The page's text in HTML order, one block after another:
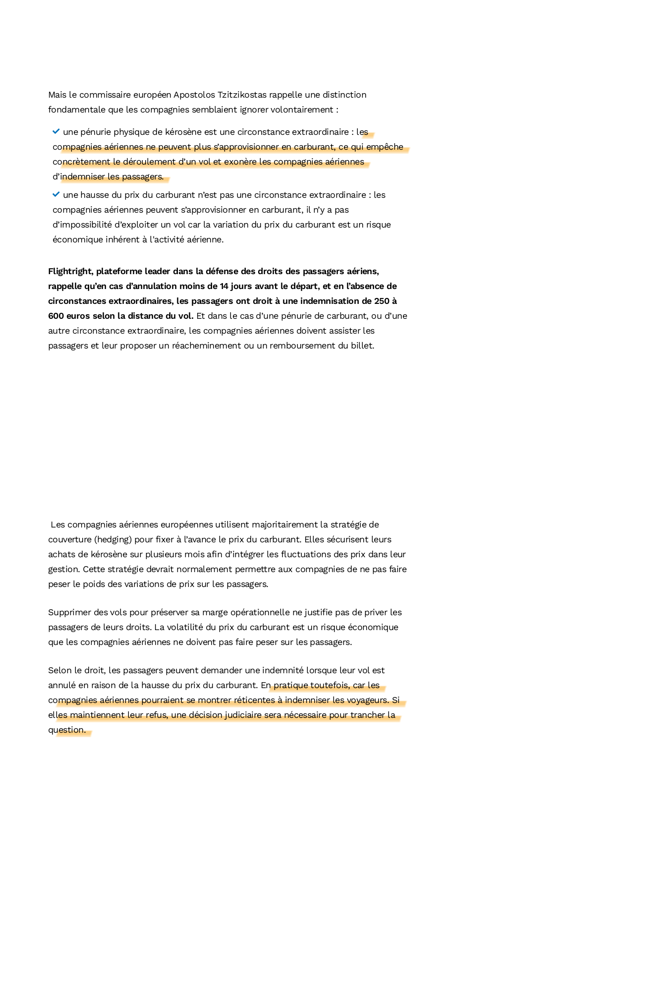
Mais le commissaire européen Apostolos Tzitzikostas rappelle une distinction
fondamentale que les compagnies semblaient ignorer volontairement :
une pénurie physique de kérosène est une circonstance extraordinaire : les
compagnies aériennes ne peuvent plus s’approvisionner en carburant, ce qui empêche
concrètement le déroulement d’un vol et exonère les compagnies aériennes
d’indemniser les passagers.
une hausse du prix du carburant n’est pas une circonstance extraordinaire : les
compagnies aériennes peuvent s’approvisionner en carburant, il n’y a pas
d’impossibilité d’exploiter un vol car la variation du prix du carburant est un risque
économique inhérent à l'activité aérienne.
Flightright, plateforme leader dans la défense des droits des passagers aériens,
rappelle qu’en cas d’annulation moins de 14 jours avant le départ, et en l’absence de
circonstances extraordinaires, les passagers ont droit à une indemnisation de 250 à
600 euros selon la distance du vol. Et dans le cas d’une pénurie de carburant, ou d’une
autre circonstance extraordinaire, les compagnies aériennes doivent assister les
passagers et leur proposer un réacheminement ou un remboursement du billet.
Les compagnies aériennes européennes utilisent majoritairement la stratégie de
couverture (hedging) pour fixer à l’avance le prix du carburant. Elles sécurisent leurs
achats de kérosène sur plusieurs mois afin d’intégrer les fluctuations des prix dans leur
gestion. Cette stratégie devrait normalement permettre aux compagnies de ne pas faire
peser le poids des variations de prix sur les passagers.
Supprimer des vols pour préserver sa marge opérationnelle ne justifie pas de priver les
passagers de leurs droits. La volatilité du prix du carburant est un risque économique
que les compagnies aériennes ne doivent pas faire peser sur les passagers.
Selon le droit, les passagers peuvent demander une indemnité lorsque leur vol est
annulé en raison de la hausse du prix du carburant. En pratique toutefois, car les
compagnies aériennes pourraient se montrer réticentes à indemniser les voyageurs. Si
elles maintiennent leur refus, une décision judiciaire sera nécessaire pour trancher la
question.